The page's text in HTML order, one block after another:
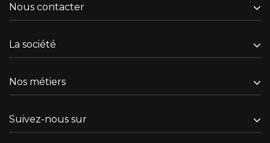
Nous contacter
La société
Nos métiers
Suivez-nous sur